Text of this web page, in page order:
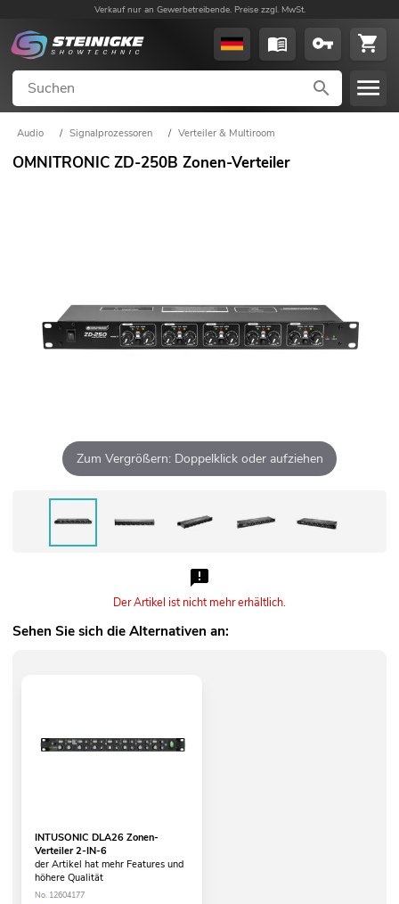
Verkauf nur an Gewerbetreibende. Preise zzgl. MwSt.
Audio / Signalprozessoren / Verteiler & Multiroom
OMNITRONIC ZD-250B Zonen-Verteiler
Zum Vergrößern: Doppelklick oder aufziehen
Der Artikel ist nicht mehr erhältlich.
Sehen Sie sich die Alternativen an:
INTUSONIC DLA26 Zonen-
Verteiler 2-IN-6
der Artikel hat mehr Features und
höhere Qualität
No. 12604177